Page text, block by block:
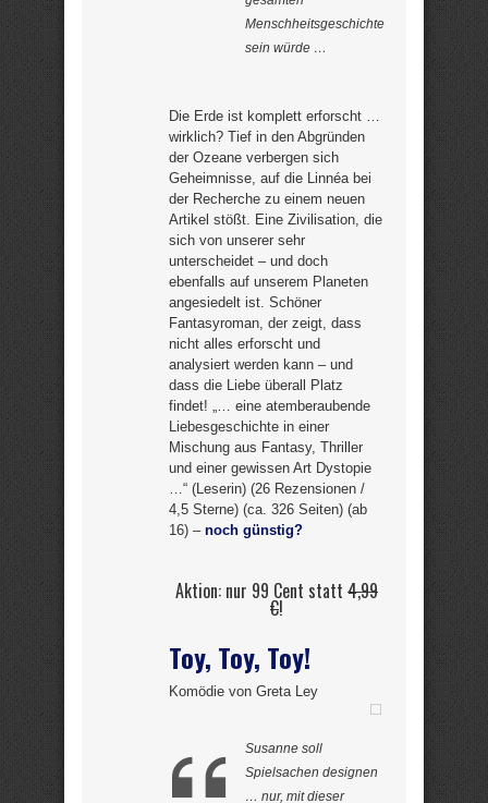
Menschheitsgeschichte
sein würde …
Die Erde ist komplett erforscht …
wirklich? Tief in den Abgründen
der Ozeane verbergen sich
Geheimnisse, auf die Linnéa bei
der Recherche zu einem neuen
Artikel stößt. Eine Zivilisation, die
sich von unserer sehr
unterscheidet – und doch
ebenfalls auf unserem Planeten
angesiedelt ist. Schöner
Fantasyroman, der zeigt, dass
nicht alles erforscht und
analysiert werden kann – und
dass die Liebe überall Platz
findet! „… eine atemberaubende
Liebesgeschichte in einer
Mischung aus Fantasy, Thriller
und einer gewissen Art Dystopie
…“ (Leserin) (26 Rezensionen /
4,5 Sterne) (ca. 326 Seiten) (ab
16) – noch günstig?
Aktion: nur 99 Cent statt 4,99
€!
Toy, Toy, Toy!
Komödie von Greta Ley
Susanne soll
Spielsachen designen
… nur, mit dieser